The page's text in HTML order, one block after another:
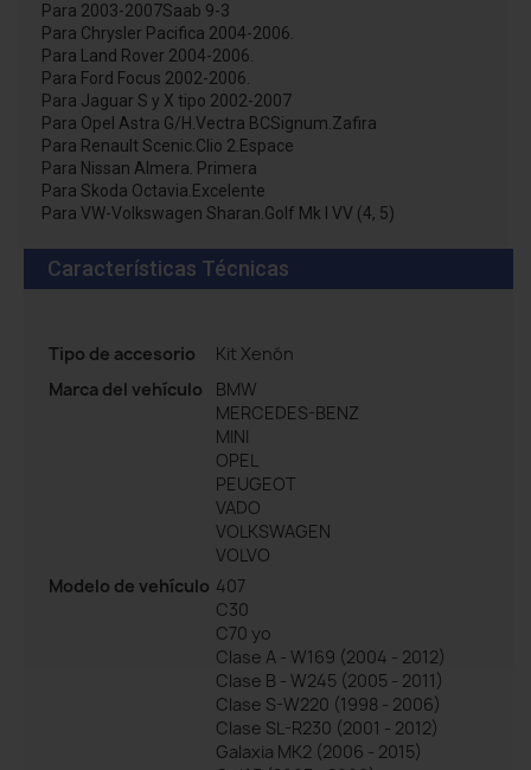
Para 2003-2007Saab 9-3
Para Chrysler Pacifica 2004-2006.
Para Land Rover 2004-2006.
Para Ford Focus 2002-2006.
Para Jaguar S y X tipo 2002-2007
Para Opel Astra G/H.Vectra BCSignum.Zafira
Para Renault Scenic.Clio 2.Espace
Para Nissan Almera. Primera
Para Skoda Octavia.Excelente
Para VW-Volkswagen Sharan.Golf Mk I VV (4, 5)
Características Técnicas
Tipo de accesorio
Kit Xenón
Marca del vehículo
BMW
MERCEDES-BENZ
MINI
OPEL
PEUGEOT
VADO
VOLKSWAGEN
VOLVO
Modelo de vehículo 407
C30
C70 yo
Clase A - W169 (2004 - 2012)
Clase B - W245 (2005 - 2011)
Clase S-W220 (1998 - 2006)
Clase SL-R230 (2001 - 2012)
Galaxia MK2 (2006 - 2015)